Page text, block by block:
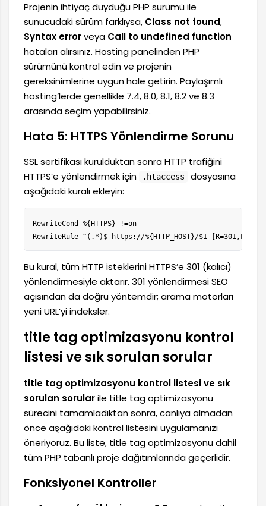
Projenin ihtiyaç duyduğu PHP sürümü ile
sunucudaki sürüm farklıysa, Class not found,
Syntax errorveya Call to undefined function
hataları alırsınız. Hosting panelinden PHP
sürümünü kontrol edin ve projenin
gereksinimlerine uygun hale getirin. Paylaşımlı
hosting’lerde genellikle 7.4, 8.0, 8.1, 8.2 ve 8.3
arasında seçim yapabilirsiniz.
Hata 5: HTTPS Yönlendirme Sorunu
SSL sertifikası kurulduktan sonra HTTP trafiğini
HTTPS’e yönlendirmek için
.htaccess
dosyasına
aşağıdaki kuralı ekleyin:
RewriteCond %{HTTPS} !=on
RewriteRule ^(.*)$ https://%{HTTP_HOST}/$1 [R=301,L]
Bu kural, tüm HTTP isteklerini HTTPS’e 301 (kalıcı)
yönlendirmesiyle aktarır. 301 yönlendirmesi SEO
açısından da doğru yöntemdir; arama motorları
yeni URL’yi indeksler.
title tag optimizasyonu kontrol
listesi ve sık sorulan sorular
title tag optimizasyonu kontrol listesi ve sık
sorulan sorularile title tag optimizasyonu
sürecini tamamladıktan sonra, canlıya almadan
önce aşağıdaki kontrol listesini uygulamanızı
öneriyoruz. Bu liste, title tag optimizasyonu dahil
tüm PHP tabanlı proje dağıtımlarında geçerlidir.
Fonksiyonel Kontroller